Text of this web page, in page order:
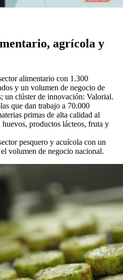
agrícola y
alimentario con 1.300
y un volumen de negocio de
un clúster de innovación: Valorial.
que dan trabajo a 70.000
primas de alta calidad al
productos lácteos, fruta y
pesquero y acuícola con un
volumen de negocio nacional.